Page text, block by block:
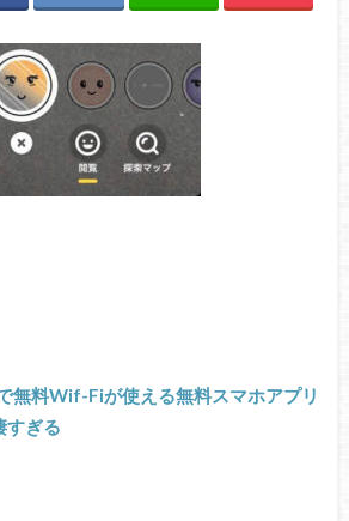
無料Wif-Fiが使える無料スマホアプリ
すぎる